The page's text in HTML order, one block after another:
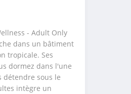
- Adult Only
dans un bâtiment
tropicale. Ses
dormez dans l'une
détendre sous le
intègre un